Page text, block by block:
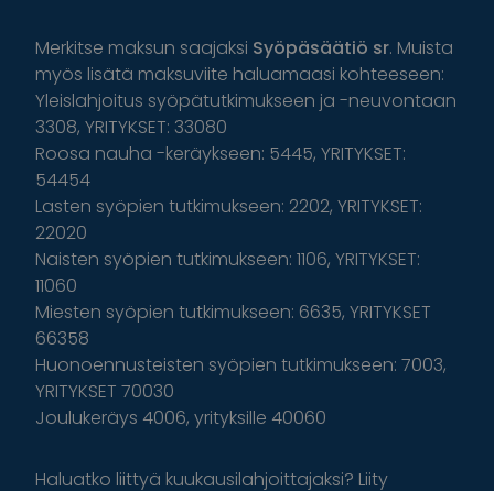
Merkitse maksun saajaksi Syöpäsäätiö sr. Muista
myös lisätä maksuviite haluamaasi kohteeseen:
Yleislahjoitus syöpätutkimukseen ja -neuvontaan
3308, YRITYKSET: 33080
Roosa nauha -keräykseen: 5445, YRITYKSET:
54454
Lasten syöpien tutkimukseen: 2202, YRITYKSET:
22020
Naisten syöpien tutkimukseen: 1106, YRITYKSET:
11060
Miesten syöpien tutkimukseen: 6635, YRITYKSET
66358
Huonoennusteisten syöpien tutkimukseen: 7003,
YRITYKSET 70030
Joulukeräys 4006, yrityksille 40060
Haluatko liittyä kuukausilahjoittajaksi? Liity